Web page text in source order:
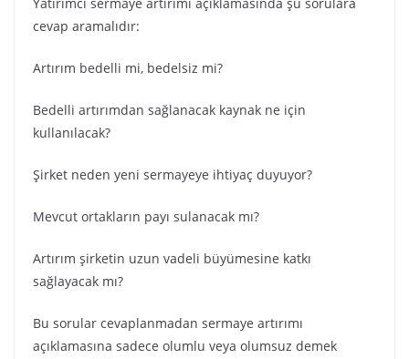
cevap aramalıdır:
Artırım bedelli mi, bedelsiz mi?
Bedelli artırımdan sağlanacak kaynak ne için
kullanılacak?
Şirket neden yeni sermayeye ihtiyaç duyuyor?
Mevcut ortakların payı sulanacak mı?
Artırım şirketin uzun vadeli büyümesine katkı
sağlayacak mı?
Bu sorular cevaplanmadan sermaye artırımı
açıklamasına sadece olumlu veya olumsuz demek